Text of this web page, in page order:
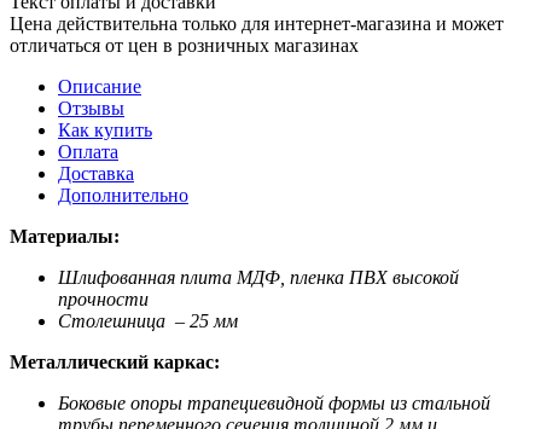
Цена действительна только для интернет-магазина и может
отличаться от цен в розничных магазинах
Описание
Отзывы
Как купить
Оплата
Доставка
Дополнительно
Материалы:
Шлифованная плита МДФ, пленка ПВХ высокой
прочности
Столешница – 25 мм
Металлический каркас:
Боковые опоры трапециевидной формы из стальной
трубы переменного сечения толщиной 2 мм и